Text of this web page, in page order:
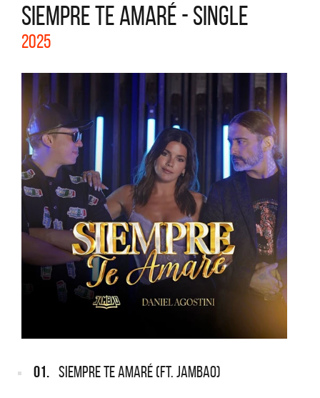
SIEMPRE TE AMARÉ - SINGLE
2025
01. SIEMPRE TE AMARÉ (FT. JAMBAO)